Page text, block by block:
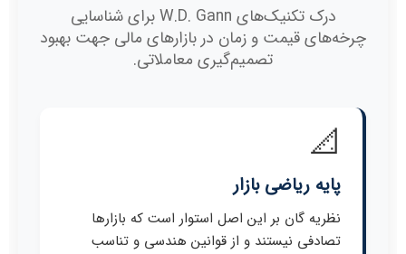
درک تکنیک‌های W.D. Gann برای شناسایی
چرخه‌های قیمت و زمان در بازارهای مالی جهت بهبود
تصمیم‌گیری معاملاتی.
📐
پایه ریاضی بازار
نظریه گان بر این اصل استوار است که بازارها
تصادفی نیستند و از قوانین هندسی و تناسب